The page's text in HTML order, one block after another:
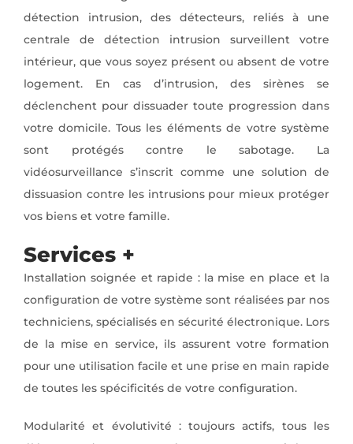
détection intrusion, des détecteurs, reliés à une
centrale de détection intrusion surveillent votre
intérieur, que vous soyez présent ou absent de votre
logement. En cas d’intrusion, des sirènes se
déclenchent pour dissuader toute progression dans
votre domicile. Tous les éléments de votre système
sont protégés contre le sabotage. La
vidéosurveillance s’inscrit comme une solution de
dissuasion contre les intrusions pour mieux protéger
vos biens et votre famille.
Services +
Installation soignée et rapide : la mise en place et la
configuration de votre système sont réalisées par nos
techniciens, spécialisés en sécurité électronique. Lors
de la mise en service, ils assurent votre formation
pour une utilisation facile et une prise en main rapide
de toutes les spécificités de votre configuration.
Modularité et évolutivité : toujours actifs, tous les